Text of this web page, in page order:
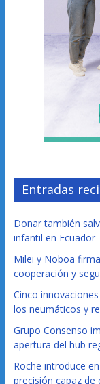
Entradas
Donar también
infantil en Ecuador
Milei y Noboa
cooperación y
Cinco
los neumáticos y
Grupo Consenso
apertura del hub
Roche introduce
precisión capaz de